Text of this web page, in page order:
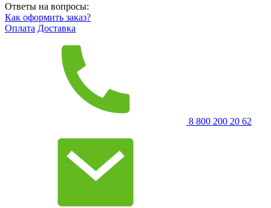
Ответы на вопросы:
Как оформить заказ?
Оплата Доставка
8 800 200 20 62